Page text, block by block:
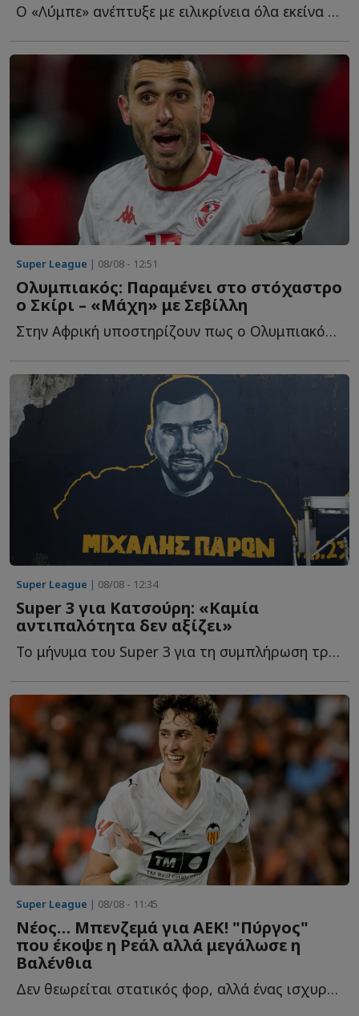
Ο «Λύμπε» ανέπτυξε με ειλικρίνεια όλα εκείνα που προκαλούσε ο...
Super League | 08/08 - 12:51
Ολυμπιακός: Παραμένει στο στόχαστρο
ο Σκίρι – «Μάχη» με Σεβίλλη
Στην Αφρική υποστηρίζουν πως ο Ολυμπιακός έχει μπει δ...
Super League | 08/08 - 12:34
Super 3 για Κατσούρη: «Καμία
αντιπαλότητα δεν αξίζει»
Το μήνυμα του Super 3 για τη συμπλήρωση τριών ετών από τ...
Super League | 08/08 - 11:45
Νέος… Μπενζεμά για ΑΕΚ! "Πύργος"
που έκοψε η Ρεάλ αλλά μεγάλωσε η
Βαλένθια
Δεν θεωρείται στατικός φορ, αλλά ένας ισχυρός στόχος γ...